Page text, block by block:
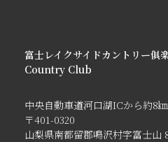
富士レイクサイドカントリー
Country Club
中央自動車道河口湖ICから約8㎞
〒401-0320
山梨県南都留郡鳴沢村字富士山